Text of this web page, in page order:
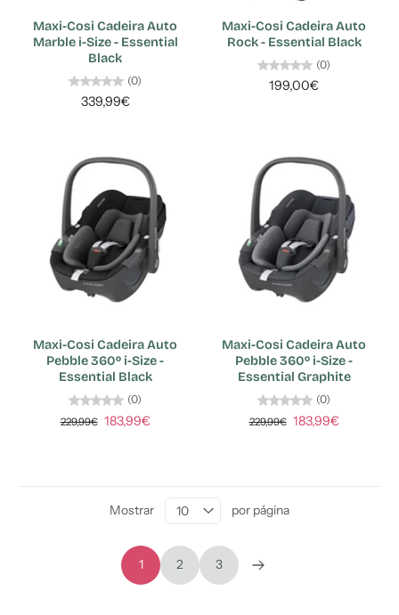
Maxi-Cosi Cadeira Auto
Marble i-Size - Essential
Black
(0)
339,99€
Maxi-Cosi Cadeira Auto
Rock - Essential Black
(0)
199,00€
Maxi-Cosi Cadeira Auto
Pebble 360º i-Size -
Essential Black
(0)
229,99€ 183,99€
Maxi-Cosi Cadeira Auto
Pebble 360º i-Size -
Essential Graphite
(0)
229,99€ 183,99€
1 2 3
Mostrar por página